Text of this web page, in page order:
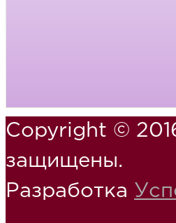
Copyright ©
защищены.
Разработка